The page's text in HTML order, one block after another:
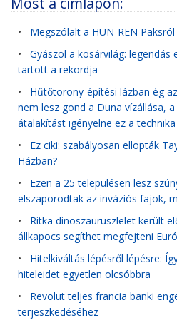
• Megszólalt a HUN-REN Paksról
• Gyászol a kosárvilág:
tartott a rekordja
• Hűtőtorony-építési lázban ég
nem lesz gond a Duna vízállása,
átalakítást igényelne ez a
• Ez ciki: szabályosan ellopták
Házban?
• Ezen a 25 településen lesz
elszaporodtak az inváziós fajok,
• Ritka dinoszauruszlelet került
állkapocs segíthet megfejteni
• Hitelkiváltás lépésről lépésre:
hiteleidet egyetlen olcsóbbra
• Revolut teljes francia banki
terjeszkedéséhez